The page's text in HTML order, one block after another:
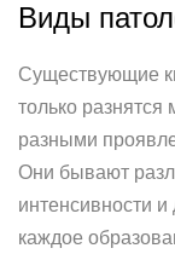
Виды
Существующие
только
разными
Они бывают
интенсивности и
каждое